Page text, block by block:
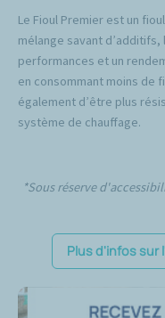
Le Fioul Premier est un
mélange savant
performances et un
en consommant moins de
également d’être plus
système de chauffage.
*Sous réserve
Plus d'infos sur